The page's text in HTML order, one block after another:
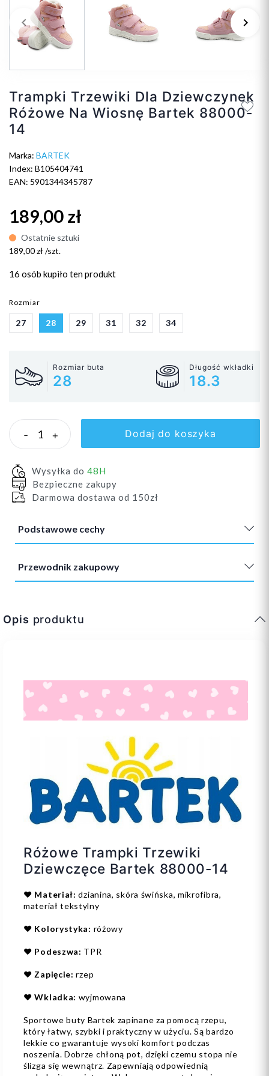
Poprzedni
keyboard_arrow_left keyboard_arrow_right
Trampki Trzewiki Dla Dziewczynek
Różowe Na Wiosnę Bartek 88000-
14
Marka: BARTEK
Index: B105404741
EAN: 5901344345787
189,00 zł
Ostatnie sztuki
189,00 zł /szt.
16 osób kupiło ten produkt
Rozmiar
27 28 29 31 32 34
Rozmiar buta
28
Długość wkładki
18.3
- + Dodaj do koszyka
Wysyłka do 48H
Bezpieczne zakupy
Darmowa dostawa od 150zł
Podstawowe cechy
Przewodnik zakupowy
Opis produktu
Różowe Trampki Trzewiki
Dziewczęce Bartek 88000-14
❤️ Materiał:dzianina, skóra świńska, mikrofibra,
materiał tekstylny
❤️ Kolorystyka: różowy
❤️ Podeszwa: TPR
❤️ Zapięcie:rzep
❤️Wkladka: wyjmowana
Sportowe buty Bartek zapinane za pomocą rzepu,
który łatwy, szybki i praktyczny w użyciu. Są bardzo
lekkie co gwarantuje wysoki komfort podczas
noszenia. Dobrze chłoną pot, dzięki czemu stopa nie
ślizga się wewnątrz. Zapewniają odpowiednią